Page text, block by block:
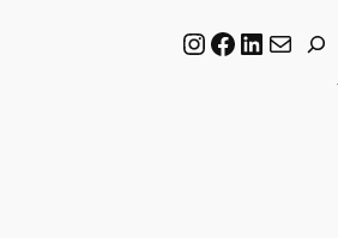
Instagram Facebook LinkedIn Email